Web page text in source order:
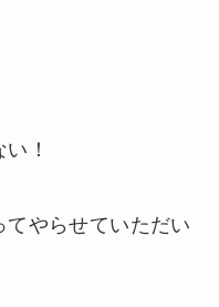
！
てやらせていただい